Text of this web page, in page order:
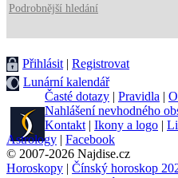
Podrobnější hledání
Přihlásit | Registrovat
Lunární kalendář
Časté dotazy | Pravidla |
Nahlášení nevhodného
Kontakt | Ikony a logo |
Astrology | Facebook
© 2007-2026 Najdise.cz
Horoskopy | Čínský horoskop